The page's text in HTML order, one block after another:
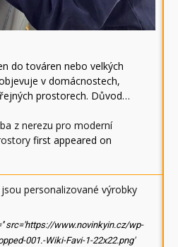
do továren nebo velkých
v domácnostech,
prostorech. Důvod…
z nerezu pro moderní
first appeared on
personalizované výrobky
src='https://www.novinkyin.cz/wp-
001.-Wiki-Favi-1-22x22.png'